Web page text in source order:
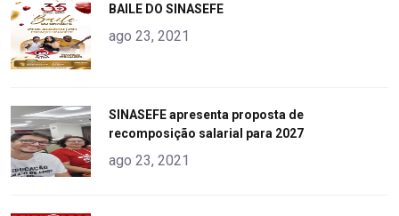
alt="product">
BAILE DO SINASEFE
ago 23, 2021
alt="product">
SINASEFE apresenta proposta de
recomposição salarial para 2027
ago 23, 2021